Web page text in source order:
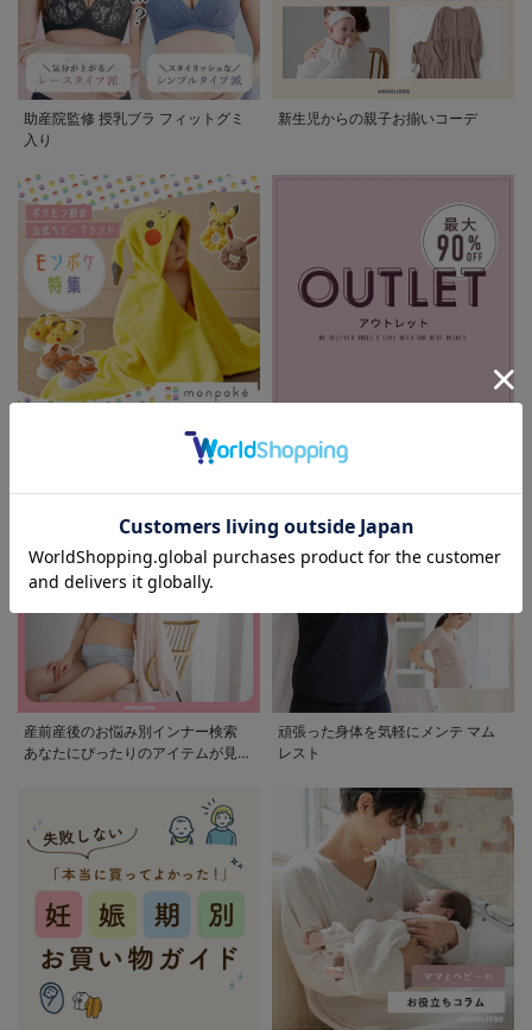
助産院監修 授乳ブラ フィットグミ
入り
新生児からの親子お揃いコーデ
産前産後のお悩み別インナー検索
あなたにぴったりのアイテムが見つ
頑張った身体を気軽にメンテ マム
レスト